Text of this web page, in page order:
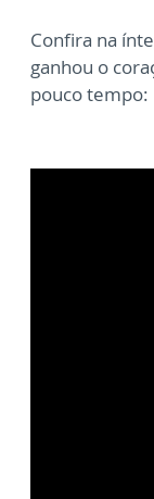
Confira na
ganhou o
pouco tempo: